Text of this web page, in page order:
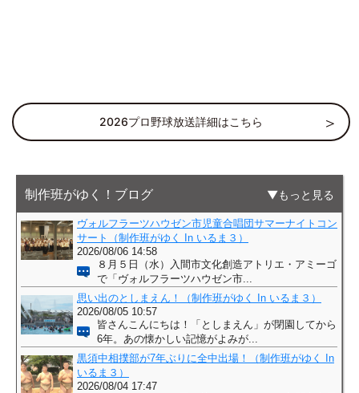
2026プロ野球放送詳細はこちら
制作班がゆく！ブログ もっと見る